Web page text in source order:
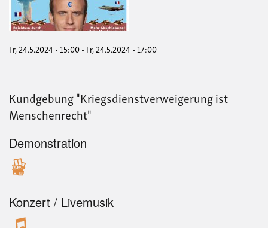
zum
Fr, 24.5.2024 - 15:00- Fr, 24.5.2024 - 17:00
Kundgebung "Kriegsdienstverweigerung ist
Menschenrecht"
Demonstration
Konzert / Livemusik